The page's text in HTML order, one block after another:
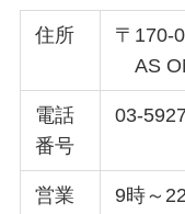
住所
〒170-
AS
電話
番号
03-
営業
9時～